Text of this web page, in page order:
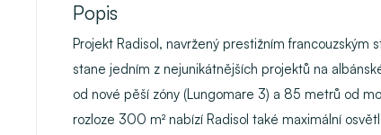
Popis
Projekt Radisol, navržený prestižním francouzským
stane jedním z nejunikátnějších projektů na
od nové pěší zóny (Lungomare 3) a 85 metrů od
rozloze 300 m² nabízí Radisol také maximální